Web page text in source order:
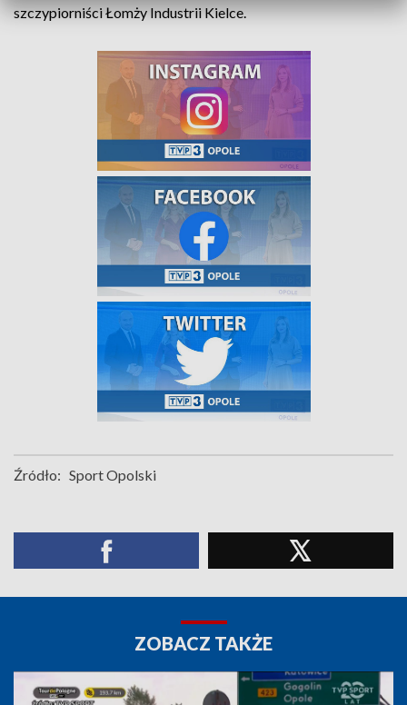
szczypiorniści Łomży Industrii Kielce.
Źródło: Sport Opolski
ZOBACZ TAKŻE